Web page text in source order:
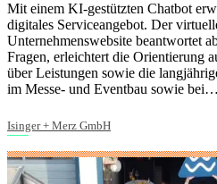
Mit einem KI-gestützten Chatbot
digitales Serviceangebot. Der
Unternehmenswebsite beantwortet
Fragen, erleichtert die Orientierung
über Leistungen sowie die
im Messe- und Eventbau sowie bei…
Isinger + Merz GmbH